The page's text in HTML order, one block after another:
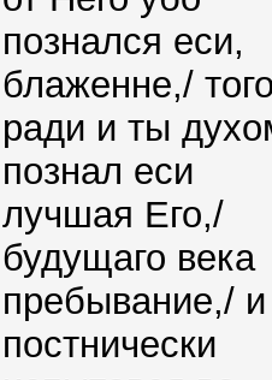
познался еси,
блаженне,/
ради и ты
познал еси
лучшая Его,/
будущаго века
пребывание,/ и
постнически